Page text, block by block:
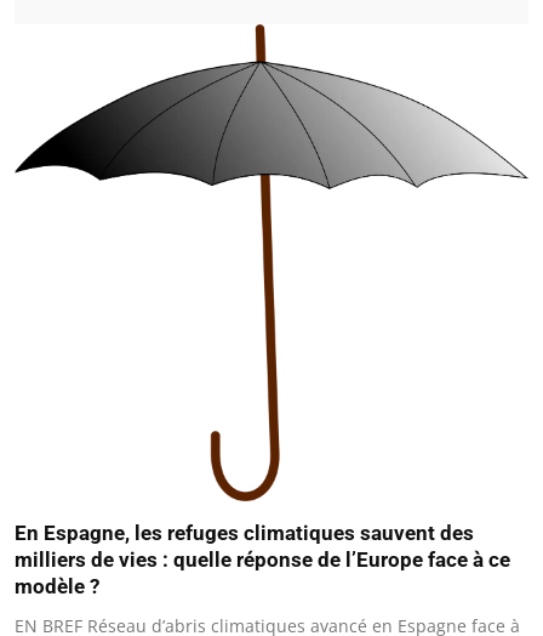
En Espagne, les refuges climatiques sauvent des
milliers de vies : quelle réponse de l’Europe face à ce
modèle ?
EN BREF Réseau d’abris climatiques avancé en Espagne face à